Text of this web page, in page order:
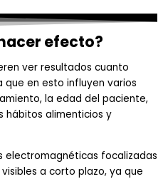
efecto?
ver resultados cuanto
en esto influyen varios
la edad del paciente,
hábitos alimenticios y
electromagnéticas focalizadas
a corto plazo, ya que